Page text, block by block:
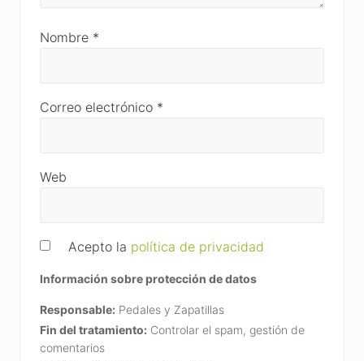
Nombre *
Correo electrónico *
Web
Acepto la política de privacidad
Información sobre protección de datos
Responsable: Pedales y Zapatillas
Fin del tratamiento: Controlar el spam, gestión de
comentarios